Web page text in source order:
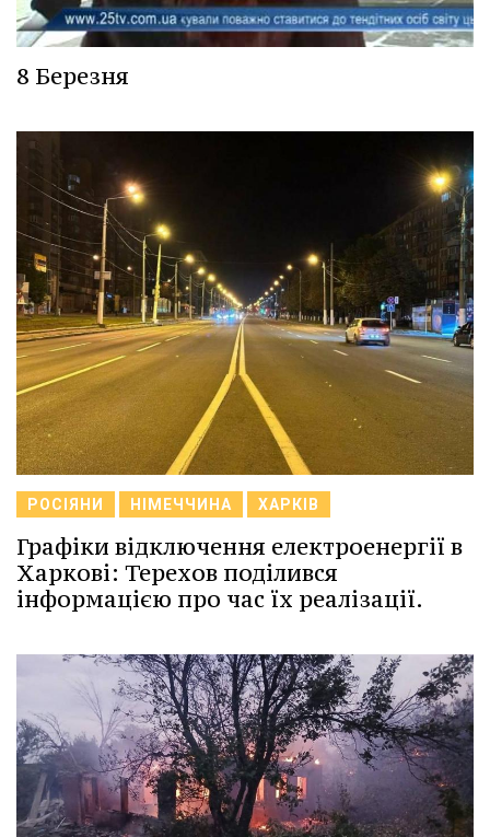
8 Березня
РОСІЯНИ НІМЕЧЧИНА ХАРКІВ
Графіки відключення електроенергії в
Харкові: Терехов поділився
інформацією про час їх реалізації.